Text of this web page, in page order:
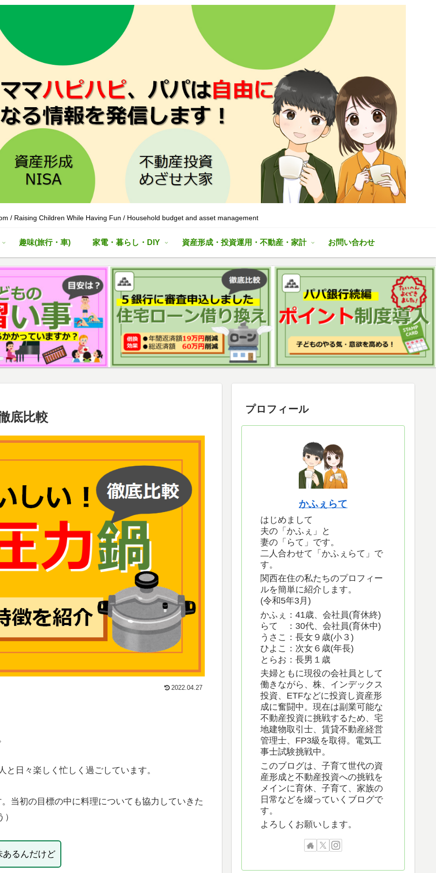
/ Raising Children While Having Fun / Household budget and asset management
趣味(旅行・車) 家電・暮らし・DIY 資産形成・投資運用・不動産・家計 お問い合わせ
底比較
2022.04.27
日々楽しく忙しく過ごしています。
当初の目標の中に料理についても協力していきた
あるんだけど
プロフィール
かふぇらて
はじめまして
夫の「かふぇ」と
妻の「らて」です。
二人合わせて「かふぇらて」で
す。
関西在住の私たちのプロフィー
ルを簡単に紹介します。
(令和5年3月)
かふぇ：41歳、会社員(育休終)
らて ：30代、会社員(育休中)
うさこ：長女９歳(小３)
ひよこ：次女６歳(年長)
とらお：長男１歳
夫婦ともに現役の会社員として
働きながら、株、インデックス
投資、ETFなどに投資し資産形
成に奮闘中。現在は副業可能な
不動産投資に挑戦するため、宅
地建物取引士、賃貸不動産経営
管理士、FP3級を取得。電気工
事士試験挑戦中。
このブログは、子育て世代の資
産形成と不動産投資への挑戦を
メインに育休、子育て、家族の
日常などを綴っていくブログで
す。
よろしくお願いします。